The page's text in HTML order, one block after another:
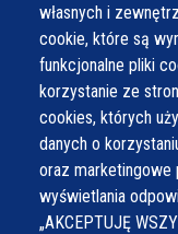
własnych i
cookie, które są
funkcjonalne pliki
korzystanie ze
cookies, których
danych o
oraz marketingowe
wyświetlania
„AKCEPTUJĘ